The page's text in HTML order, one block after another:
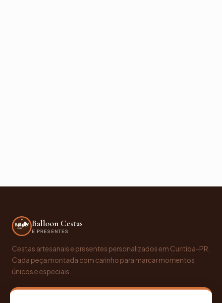
Balloon Cestas
E PRESENTES
Cestas artesanais e presentes personalizados em Curitiba-PR.
Cada peça montada com carinho para marcar momentos
únicos e especiais.